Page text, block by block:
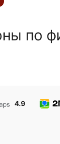
по
4.9